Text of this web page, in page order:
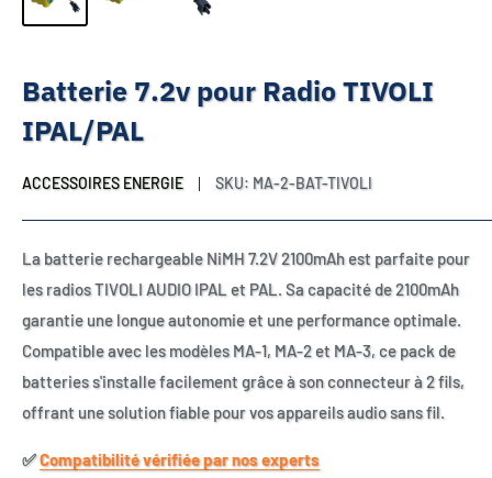
Batterie 7.2v pour Radio TIVOLI
IPAL/PAL
ACCESSOIRES ENERGIE SKU: MA-2-BAT-TIVOLI
La batterie rechargeable NiMH 7.2V 2100mAh est parfaite pour
les radios TIVOLI AUDIO IPAL et PAL. Sa capacité de 2100mAh
garantie une longue autonomie et une performance optimale.
Compatible avec les modèles MA-1, MA-2 et MA-3, ce pack de
batteries s'installe facilement grâce à son connecteur à 2 fils,
offrant une solution fiable pour vos appareils audio sans fil.
✅​Compatibilité vérifiée par nos experts